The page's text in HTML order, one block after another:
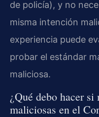
de policía), y no
misma intención
experiencia puede
probar el estándar
maliciosa.
¿Qué debo hacer si
maliciosas en el